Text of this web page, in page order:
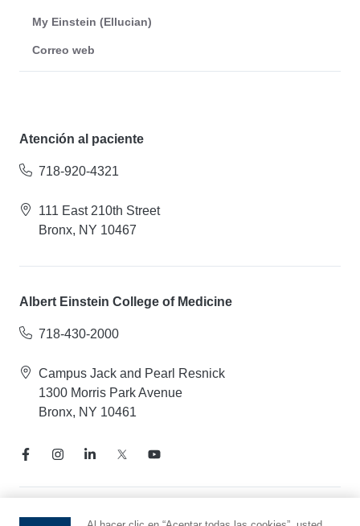
My Einstein (Ellucian)
Correo web
Atención al paciente
718-920-4321
111 East 210th Street
Bronx, NY 10467
Albert Einstein College of Medicine
718-430-2000
Campus Jack and Pearl Resnick
1300 Morris Park Avenue
Bronx, NY 10461
Aviso de prácticas de privacidad